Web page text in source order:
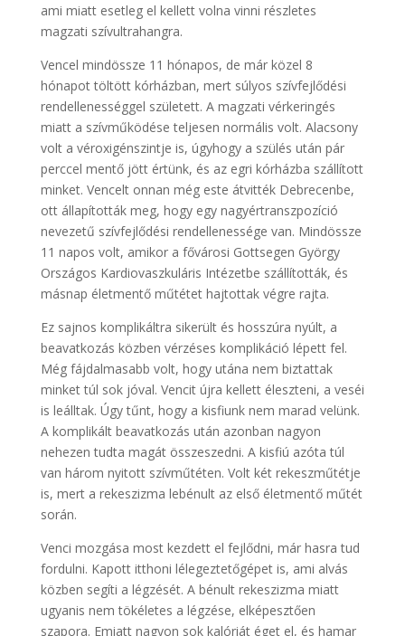
ami miatt esetleg el kellett volna vinni részletes
magzati szívultrahangra.
Vencel mindössze 11 hónapos, de már közel 8
hónapot töltött kórházban, mert súlyos szívfejlődési
rendellenességgel született. A magzati vérkeringés
miatt a szívműködése teljesen normális volt. Alacsony
volt a véroxigénszintje is, úgyhogy a szülés után pár
perccel mentő jött értünk, és az egri kórházba szállított
minket. Vencelt onnan még este átvitték Debrecenbe,
ott állapították meg, hogy egy nagyértranszpozíció
nevezetű szívfejlődési rendellenessége van. Mindössze
11 napos volt, amikor a fővárosi Gottsegen György
Országos Kardiovaszkuláris Intézetbe szállították, és
másnap életmentő műtétet hajtottak végre rajta.
Ez sajnos komplikáltra sikerült és hosszúra nyúlt, a
beavatkozás közben vérzéses komplikáció lépett fel.
Még fájdalmasabb volt, hogy utána nem biztattak
minket túl sok jóval. Vencit újra kellett éleszteni, a veséi
is leálltak. Úgy tűnt, hogy a kisfiunk nem marad velünk.
A komplikált beavatkozás után azonban nagyon
nehezen tudta magát összeszedni. A kisfiú azóta túl
van három nyitott szívműtéten. Volt két rekeszműtétje
is, mert a rekeszizma lebénult az első életmentő műtét
során.
Venci mozgása most kezdett el fejlődni, már hasra tud
fordulni. Kapott itthoni lélegeztetőgépet is, ami alvás
közben segíti a légzését. A bénult rekeszizma miatt
ugyanis nem tökéletes a légzése, elképesztően
szapora. Emiatt nagyon sok kalóriát éget el, és hamar